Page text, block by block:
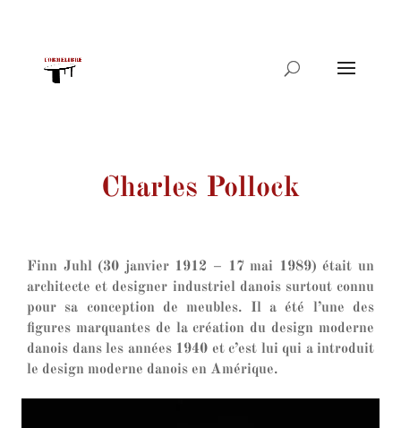
produits
Charles Pollock
Finn Juhl (30 janvier 1912 – 17 mai 1989) était un
architecte et designer industriel danois surtout connu
pour sa conception de meubles. Il a été l’une des
figures marquantes de la création du design moderne
danois dans les années 1940 et c’est lui qui a introduit
le design moderne danois en Amérique.